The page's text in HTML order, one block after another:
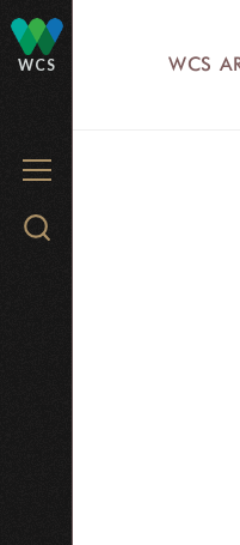
WCS
MENU
Search
WCS